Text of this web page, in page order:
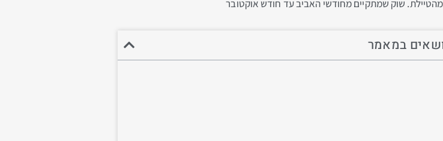
שוק שמתקיים מחודשי האביב עד חודש אוקטובר
במאמר